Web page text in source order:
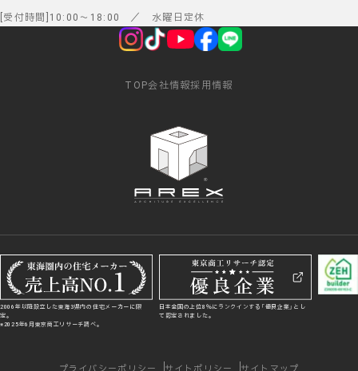
受付時間 10:00 ～ 18:00 ／ 水曜日定休
TOP会社情報採用情報
2006年以降設立した東海3県内の住宅メーカーに限
定。
※2025年6月東京商工リサーチ調べ。
日本全国の上位8％にランクインする「優良企業」とし
て認定されました。